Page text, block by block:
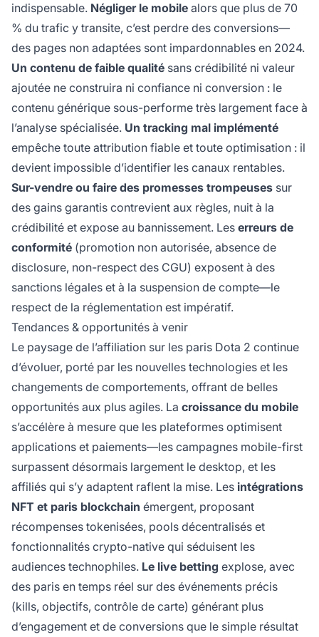
indispensable. Négliger le mobile alors que plus de 70
% du trafic y transite, c’est perdre des conversions—
des pages non adaptées sont impardonnables en 2024.
Un contenu de faible qualité sans crédibilité ni valeur
ajoutée ne construira ni confiance ni conversion : le
contenu générique sous-performe très largement face à
l’analyse spécialisée. Un tracking mal implémenté
empêche toute attribution fiable et toute optimisation : il
devient impossible d’identifier les canaux rentables.
Sur-vendre ou faire des promesses trompeuses sur
des gains garantis contrevient aux règles, nuit à la
crédibilité et expose au bannissement. Les erreurs de
conformité (promotion non autorisée, absence de
disclosure, non-respect des CGU) exposent à des
sanctions légales et à la suspension de compte—le
respect de la réglementation est impératif.
Tendances & opportunités à venir
Le paysage de l’affiliation sur les paris Dota 2 continue
d’évoluer, porté par les nouvelles technologies et les
changements de comportements, offrant de belles
opportunités aux plus agiles. La croissance du mobile
s’accélère à mesure que les plateformes optimisent
applications et paiements—les campagnes mobile-first
surpassent désormais largement le desktop, et les
affiliés qui s’y adaptent raflent la mise. Les intégrations
NFT et paris blockchain émergent, proposant
récompenses tokenisées, pools décentralisés et
fonctionnalités crypto-native qui séduisent les
audiences technophiles. Le live betting explose, avec
des paris en temps réel sur des événements précis
(kills, objectifs, contrôle de carte) générant plus
d’engagement et de conversions que le simple résultat